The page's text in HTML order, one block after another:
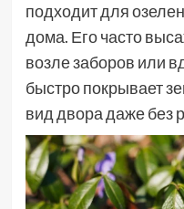
подходит для
дома. Его часто
возле заборов или
быстро покрывает
вид двора даже без